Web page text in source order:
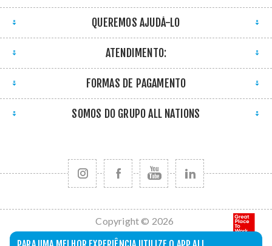
QUEREMOS AJUDÁ-LO
ATENDIMENTO:
FORMAS DE PAGAMENTO
SOMOS DO GRUPO ALL NATIONS
Copyright © 2026
All Nations. Todos